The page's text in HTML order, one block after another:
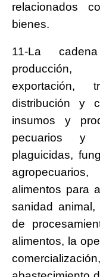
relacionados
bienes.
11-La
producción,
exportación,
distribución y
insumos y
pecuarios y
plaguicidas,
alimentos para
sanidad
de
alimentos, la